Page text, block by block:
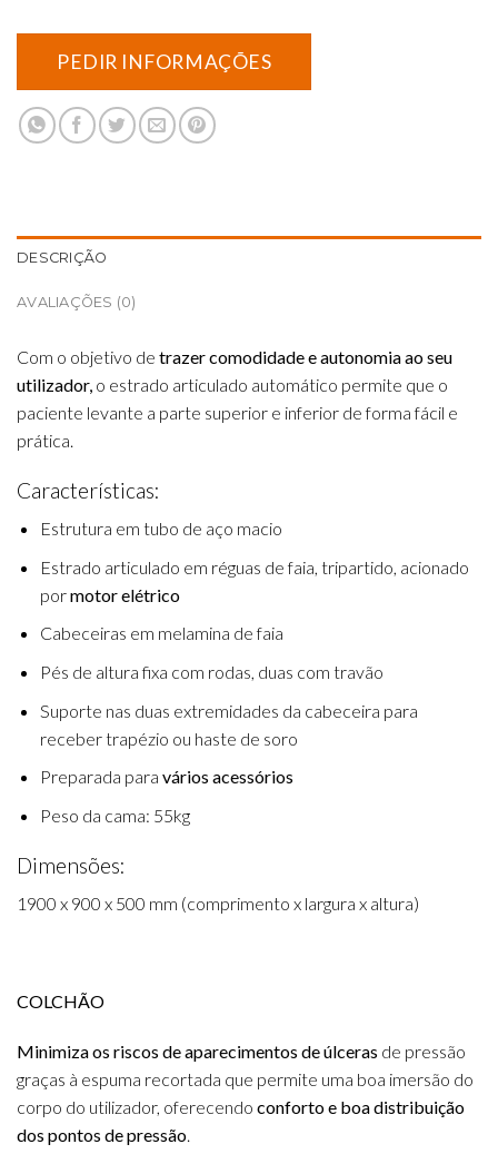
DESCRIÇÃO
AVALIAÇÕES (0)
Com o objetivo de trazer comodidade e autonomia ao seu
utilizador, o estrado articulado automático permite que o
paciente levante a parte superior e inferior de forma fácil e
prática.
Características:
Estrutura em tubo de aço macio
Estrado articulado em réguas de faia, tripartido, acionado
pormotor elétrico
Cabeceiras em melamina de faia
Pés de altura fixa com rodas, duas com travão
Suporte nas duas extremidades da cabeceira para
receber trapézio ou haste de soro
Preparada para vários acessórios
Peso da cama: 55kg
Dimensões:
1900 x 900 x 500 mm (comprimento x largura x altura)
COLCHÃO
Minimiza os riscos de aparecimentos de úlceras de pressão
graças à espuma recortada que permite uma boa imersão do
corpo do utilizador, oferecendo conforto e boa distribuição
dos pontos de pressão.